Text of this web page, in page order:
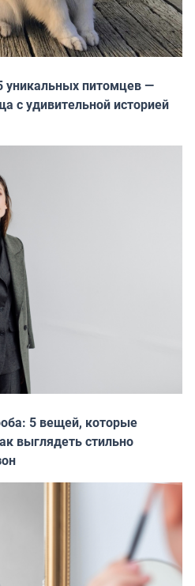
уникальных питомцев —
с удивительной историей
5 вещей, которые
выглядеть стильно